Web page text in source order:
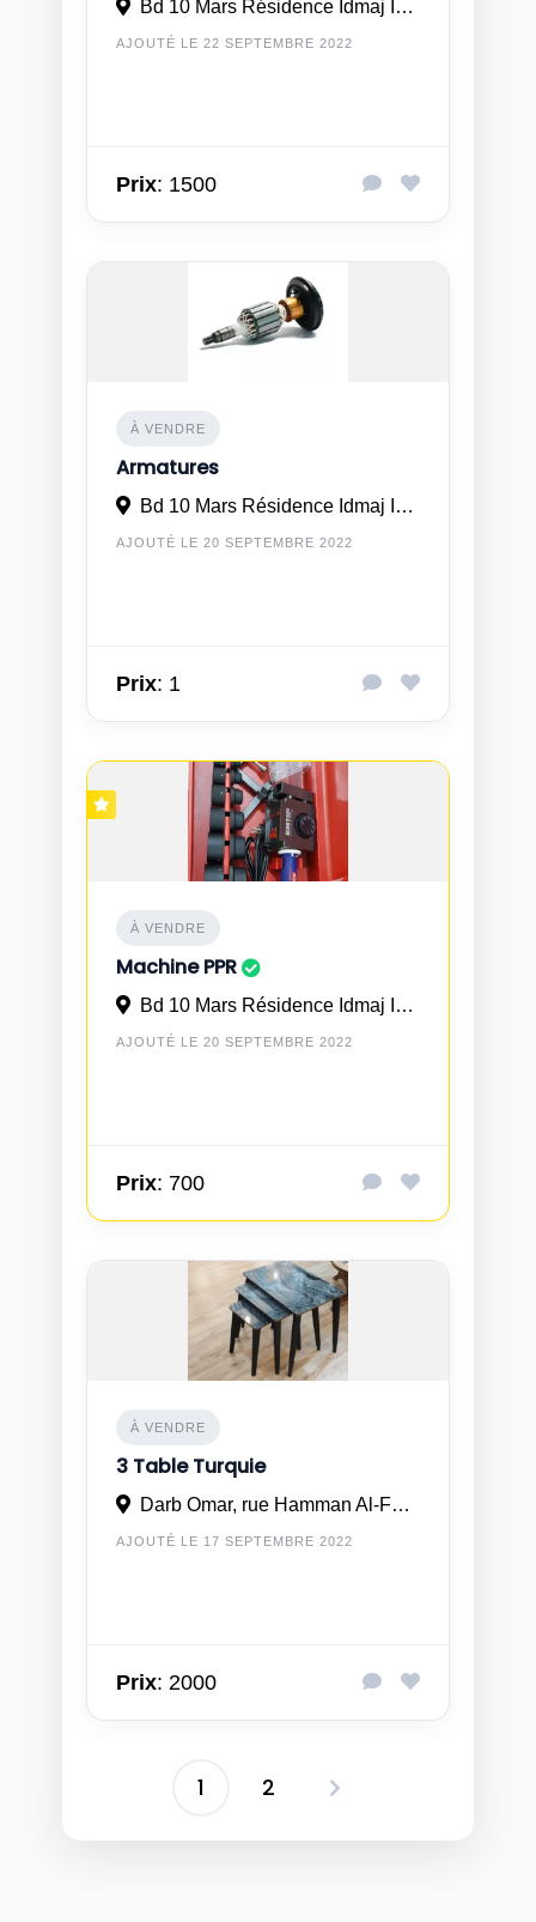
Bd 10 Mars Résidence Idmaj Imm 21 N° 3 à Casablanca
AJOUTÉ LE 22 SEPTEMBRE 2022
Prix: 1500
À VENDRE
Armatures
Bd 10 Mars Résidence Idmaj Imm 21 N° 3 à Casablanca
AJOUTÉ LE 20 SEPTEMBRE 2022
Prix: 1
À VENDRE
Machine PPR
Bd 10 Mars Résidence Idmaj Imm 21 N° 3 à Casablanca
AJOUTÉ LE 20 SEPTEMBRE 2022
Prix: 700
À VENDRE
3 Table Turquie
Darb Omar, rue Hamman Al-Fatawaki, Qasaria Al-Baraka n° 18 Casablanca
AJOUTÉ LE 17 SEPTEMBRE 2022
Prix: 2000
Pagination
des
1 2